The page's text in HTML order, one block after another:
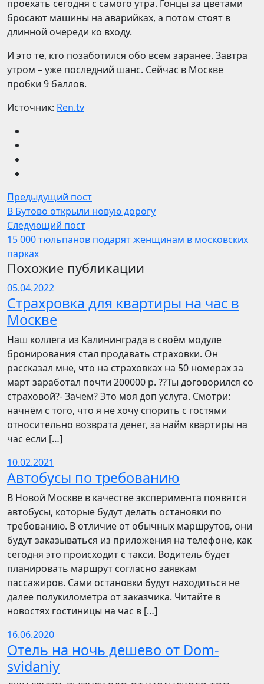
проехать сегодня с самого утра. Гонцы за цветами
бросают машины на аварийках, а потом стоят в
длинной очереди ко входу.
И это те, кто позаботился обо всем заранее. Завтра
утром – уже последний шанс. Сейчас в Москве
пробки 9 баллов.
Источник: Ren.tv
Предыдущий пост
В Бутово открыли новую дорогу
Следующий пост
15 000 тюльпанов подарят женщинам в московских
парках
Похожие публикации
05.04.2022
Страхровка для квартиры на час в
Москве
Наш коллега из Калининграда в своём модуле
бронирования стал продавать страховки. Он
рассказал мне, что на страховках на 50 номерах за
март заработал почти 200000 р. ??Ты договорился со
страховой?- Зачем? Это моя доп услуга. Смотри:
начнём с того, что я не хочу спорить с гостями
относительно возврата денег, за найм квартиры на
час если […]
10.02.2021
Автобусы по требованию
В Новой Москве в качестве эксперимента появятся
автобусы, которые будут делать остановки по
требованию. В отличие от обычных маршрутов, они
будут заказываться из приложения на телефоне, как
сегодня это происходит с такси. Водитель будет
планировать маршрут согласно заявкам
пассажиров. Сами остановки будут находиться не
далее полукилометра от заказчика. Читайте в
новостях гостиницы на час в […]
16.06.2020
Отель на ночь дешево от Dom-
svidaniy